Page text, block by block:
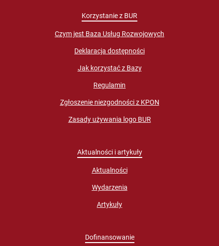
Korzystanie z BUR
Czym jest Baza Usług Rozwojowych
Deklaracja dostępności
Jak korzystać z Bazy
Regulamin
Zgłoszenie niezgodności z KPON
Zasady używania logo BUR
Aktualności i artykuły
Aktualności
Wydarzenia
Artykuły
Dofinansowanie